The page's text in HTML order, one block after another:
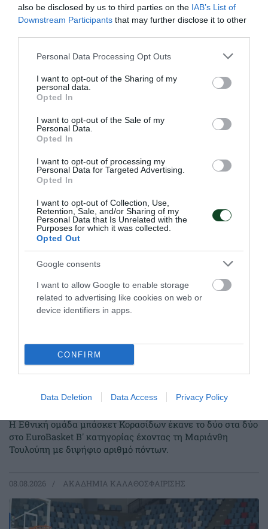
also be disclosed by us to third parties on the IAB’s List of
Downstream Participants that may further disclose it to other
Please note that this website/app uses one or more Google
not limited to your visit or usage behaviour. You may click to
grant or deny consent to Google and its third-party tags to
use your data for below specified purposes in below Google
consent section.
Personal Data Processing Opt Outs
I want to opt-out of the Sharing of my
personal data.
Opted In
I want to opt-out of the Sale of my
Personal Data.
Opted In
I want to opt-out of processing my
Personal Data for Targeted Advertising.
Opted In
I want to opt-out of Collection, Use,
Retention, Sale, and/or Sharing of my
Personal Data that Is Unrelated with the
Purposes for which it was collected.
Opted Out
Google consents
I want to allow Google to enable storage
related to advertising like cookies on web or
device identifiers in apps.
CONFIRM
Data Deletion Data Access Privacy Policy
Πρωταθλητής ο Παναθηναϊκός
στο πινγκ πονγκ γυναικών
Η γυναικεία ομάδα πινγκ πονγκ του Παναθηναϊκού
τίτλο από την πρώτη αγωνιστική των πλέι οφ.
ΤΕΛΕΥΤΑΙΑ ΝΕΑ
Δύο στα δύο με «πράσινη»
Η Εθνική ομάδα μπάσκετ Κορασίδων έκανε το δύο στα δύο
στο EuroBasket Β' κατηγορίας έχοντας τη Μαριάνθη
Τουλούπη με διψήφιο αριθμό πόντων.
08.08.2026 ΑΚΑΔΗΜΙΑ ΚΑΛΑΘΟΣΦΑΙΡΙΣΗΣ